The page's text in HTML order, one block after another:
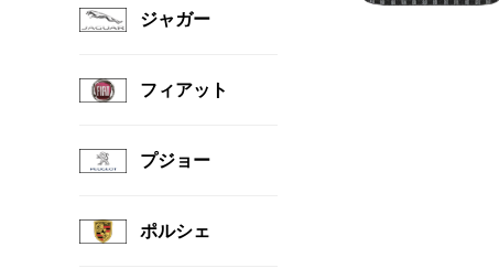
ジャガー
フィアット
プジョー
ポルシェ